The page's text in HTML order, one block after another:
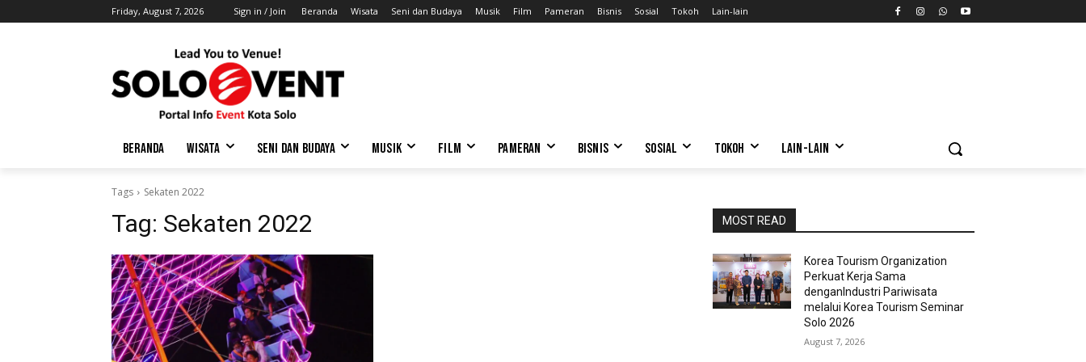
Friday, August 7, 2026 Sign in / Join Beranda Wisata Seni dan Budaya Musik Film Pameran Bisnis Sosial Tokoh Lain-lain
BERANDA WISATA SENI DAN BUDAYA MUSIK FILM PAMERAN BISNIS SOSIAL TOKOH LAIN-LAIN
Tags Sekaten 2022
Tag: Sekaten 2022 MOST READ
Korea Tourism Organization
Perkuat Kerja Sama
denganIndustri Pariwisata
melalui Korea Tourism Seminar
Solo 2026
August 7, 2026